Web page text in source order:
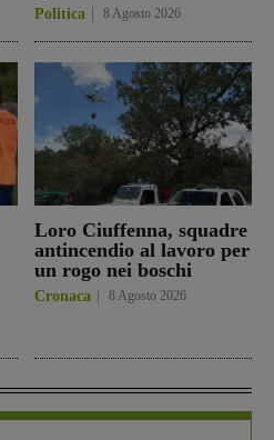
Politica 8 Agosto 2026
Loro Ciuffenna, squadre
antincendio al lavoro per
un rogo nei boschi
Cronaca 8 Agosto 2026